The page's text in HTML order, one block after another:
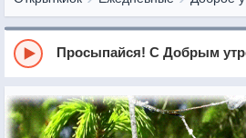
Просыпайся! С Добрым